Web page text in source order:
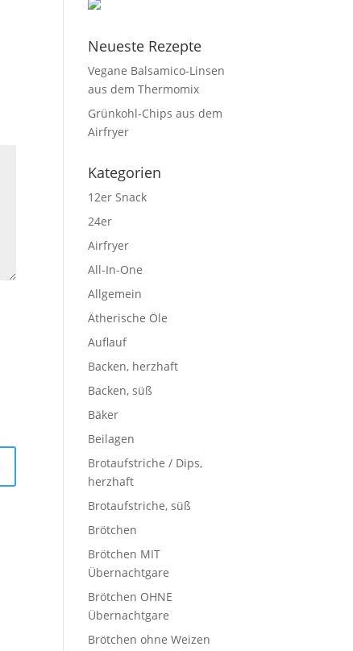
Neueste Rezepte
Vegane Balsamico-Linsen
aus dem Thermomix
Grünkohl-Chips aus dem
Airfryer
Kategorien
12er Snack
24er
Airfryer
All-In-One
Allgemein
Ätherische Öle
Auflauf
Backen, herzhaft
Backen, süß
Bäker
Beilagen
Brotaufstriche / Dips,
herzhaft
Brotaufstriche, süß
Brötchen
Brötchen MIT
Übernachtgare
Brötchen OHNE
Übernachtgare
Brötchen ohne Weizen